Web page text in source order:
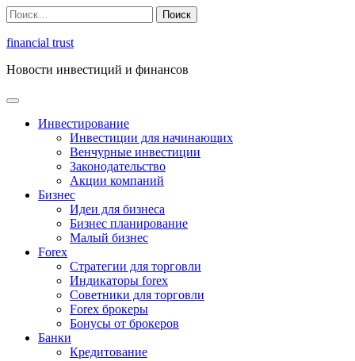
Перейти
к
содержимому
Найти:
financial trust
Новости инвестиций и финансов
Инвестирование
Инвестиции для начинающих
Венчурные инвестиции
Законодательство
Акции компаний
Бизнес
Идеи для бизнеса
Бизнес планирование
Малый бизнес
Forex
Стратегии для торговли
Индикаторы forex
Советники для торговли
Forex брокеры
Бонусы от брокеров
Банки
Кредитование